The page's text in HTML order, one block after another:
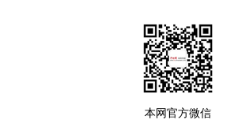
本网官方微信